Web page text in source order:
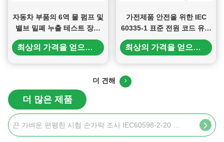
자동차 부품의 6역 물 펌프 및
밸브 밀폐 누출 테스트 장비
펌프 테스트 장비 제조자
최상의 가격을 얻으세요
가전제품 안전을 위한 IEC
60335-1 표준 전원 코드 유연
성 테스터 – 글로벌 규정 준수
를 위한 고정밀 공급 코드 굽
최상의 가격을 얻으세요
더 견해
더 많은 제품
끈 가벼운 편평한 시험 손가락 조사 IEC60598-2-20 항목 20.11.2.